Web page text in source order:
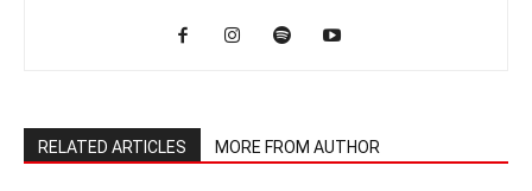
RELATED ARTICLES MORE FROM AUTHOR